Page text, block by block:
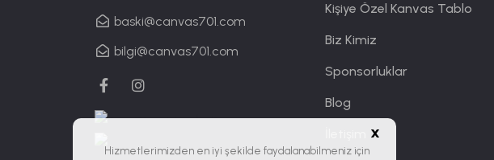
baski@canvas701.com
bilgi@canvas701.com
Kişiye Özel Kanvas Tablo
Biz Kimiz
Sponsorluklar
Blog
x
Hizmetlerimizden en iyi şekilde faydalanabilmeniz için